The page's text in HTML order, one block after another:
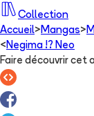
Collection
Accueil> Mangas>
< Negima !? Neo
Faire découvrir cet